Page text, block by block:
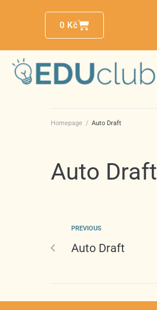
0 Kč
Homepage / Auto Draft
Auto Draft
PREVIOUS
Auto Draft